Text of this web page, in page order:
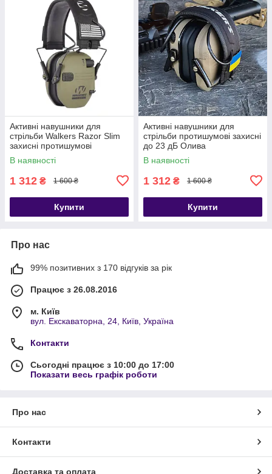
Активні навушники для
стрільби Walkers Razor Slim
захисні протишумові
В наявності
1 312 ₴ 1 600 ₴
Купити
Активні навушники для
стрільби протишумові захисні
до 23 дБ Олива
В наявності
1 312 ₴ 1 600 ₴
Купити
Про нас
99% позитивних з 170 відгуків за рік
Працює з 26.08.2016
м. Київ
вул. Екскаваторна, 24, Київ, Україна
Контакти
Сьогодні працює з 10:00 до 17:00
Показати весь графік роботи
Про нас
Контакти
Доставка та оплата